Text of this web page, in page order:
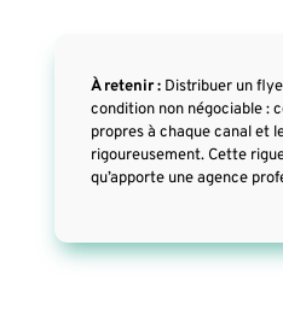
À retenir :Distribuer un
condition non négociable :
propres à chaque canal et
rigoureusement. Cette
qu’apporte une agence